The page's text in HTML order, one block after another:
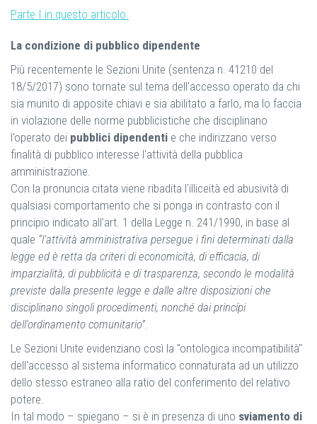
Parte I in questo articolo.
La condizione di pubblico dipendente
Più recentemente le Sezioni Unite (sentenza n. 41210 del
18/5/2017) sono tornate sul tema dell'accesso operato da chi
sia munito di apposite chiavi e sia abilitato a farlo, ma lo faccia
in violazione delle norme pubblicistiche che disciplinano
l'operato dei pubblici dipendenti e che indirizzano verso
finalità di pubblico interesse l'attività della pubblica
amministrazione.
Con la pronuncia citata viene ribadita l'illiceità ed abusività di
qualsiasi comportamento che si ponga in contrasto con il
principio indicato all’art. 1 della Legge n. 241/1990, in base al
quale “l’attività amministrativa persegue i fini determinati dalla
legge ed è retta da criteri di economicità, di efficacia, di
imparzialità, di pubblicità e di trasparenza, secondo le modalità
previste dalla presente legge e dalle altre disposizioni che
disciplinano singoli procedimenti, nonché dai princípi
dell'ordinamento comunitario”.
Le Sezioni Unite evidenziano così la "ontologica incompatibilità"
dell'accesso al sistema informatico connaturata ad un utilizzo
dello stesso estraneo alla ratio del conferimento del relativo
potere.
In tal modo – spiegano – si è in presenza di uno sviamento di